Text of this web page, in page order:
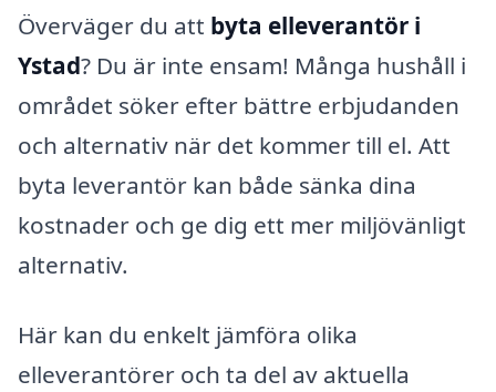
Överväger du att byta elleverantör i
Ystad? Du är inte ensam! Många hushåll i
området söker efter bättre erbjudanden
och alternativ när det kommer till el. Att
byta leverantör kan både sänka dina
kostnader och ge dig ett mer miljövänligt
alternativ.
Här kan du enkelt jämföra olika
elleverantörer och ta del av aktuella